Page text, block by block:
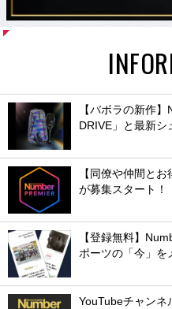
【バボラの新作
DRIVE」と最新
【同僚や仲間と
が募集スタート！
【登録無料】
ポーツの「今」を
YouTubeチャンネ